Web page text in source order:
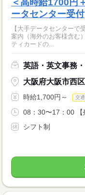
＜高時給1700円
ータセンター受付
【大手データセンター
案内（海外のお客様含む
ティカードの...
英語・英文事務
大阪府大阪市西
時給1,700円～ 交
08：30〜17：00
シフト制